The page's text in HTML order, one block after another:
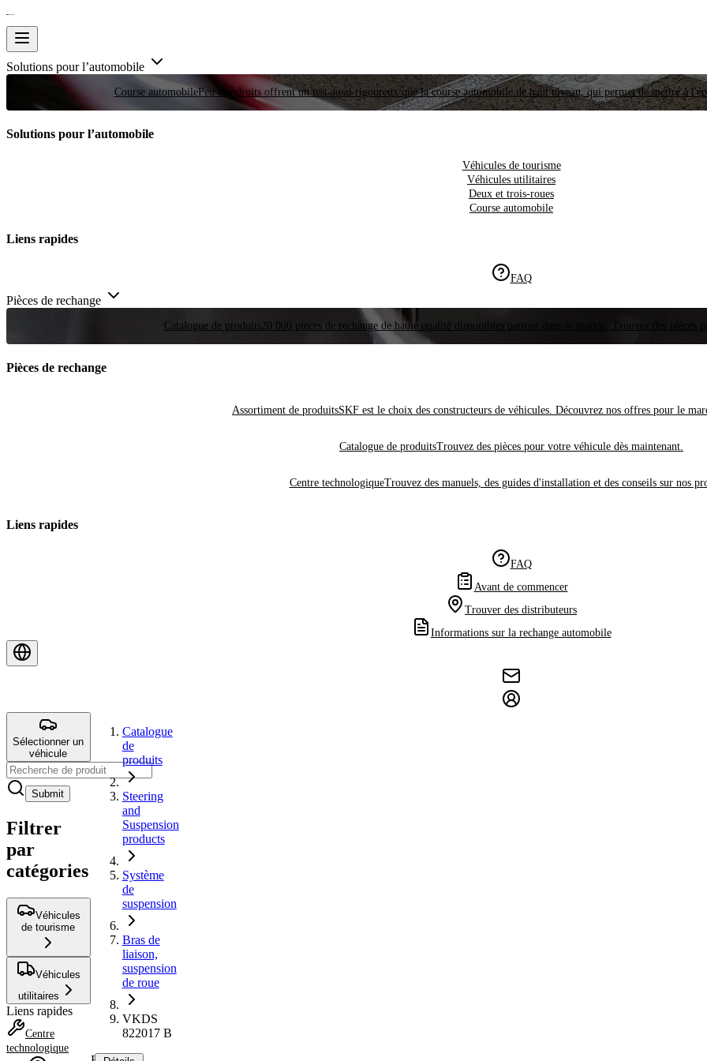
Solutions pour l’automobile
Course automobilePeu d'endroits offrent un test aussi rigoureux que la course automobile de haut niveau, qui permet de mettre à
Solutions pour l’automobile
Véhicules de tourisme
Véhicules utilitaires
Deux et trois-roues
Course automobile
Liens rapides
FAQ
Pièces de rechange
Catalogue de produits20 000 pièces de rechange de haute qualité disponibles partout dans le monde. Trouvez des pièces
Pièces de rechange
Assortiment de produitsSKF est le choix des constructeurs de véhicules. Découvrez nos offres pour le
Catalogue de produitsTrouvez des pièces pour votre véhicule dès maintenant.
Centre technologiqueTrouvez des manuels, des guides d'installation et des conseils sur nos
Liens rapides
FAQ
Avant de commencer
Trouver des distributeurs
Informations sur la rechange automobile
Sélectionner un
véhicule
Submit
Filtrer
par
catégories
Véhicules
de tourisme
Véhicules
utilitaires
Liens rapides
Centre
technologique
Catalogue
de
produits
Steering
and
Suspension
products
Système
de
suspension
Bras de
liaison,
suspension
de roue
VKDS
822017 B